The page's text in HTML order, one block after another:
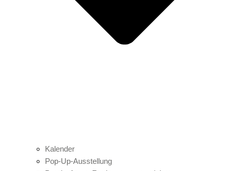
Kalender
Pop-Up-Ausstellung